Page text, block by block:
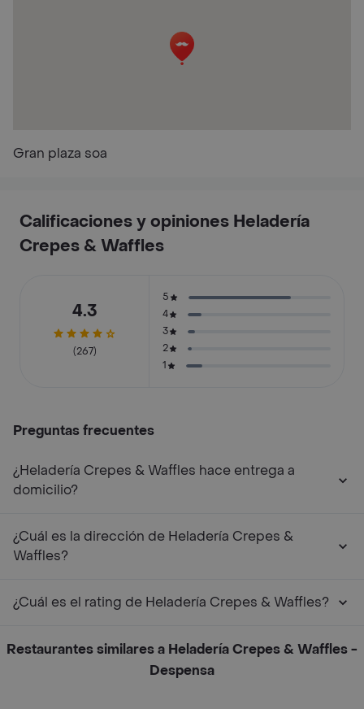
Gran plaza soa
Calificaciones y opiniones Heladería
Crepes & Waffles
4.3
(267)
5
4
3
2
1
Preguntas frecuentes
¿Heladería Crepes & Waffles hace entrega a
domicilio?
¿Cuál es la dirección de Heladería Crepes &
Waffles?
¿Cuál es el rating de Heladería Crepes & Waffles?
Restaurantes similares a Heladería Crepes & Waffles -
Despensa